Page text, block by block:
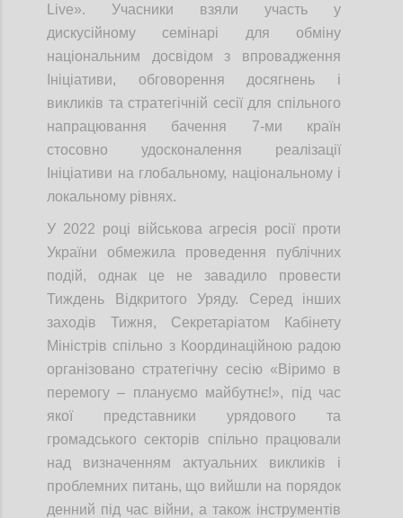
Live». Учасники взяли участь у
дискусійному семінарі для обміну
національним досвідом з впровадження
Ініціативи, обговорення досягнень і
викликів та стратегічній сесії для спільного
напрацювання бачення 7-ми країн
стосовно удосконалення реалізації
Ініціативи на глобальному, національному і
локальному рівнях.
У 2022 році військова агресія росії проти
України обмежила проведення публічних
подій, однак це не завадило провести
Тиждень Відкритого Уряду. Серед інших
заходів Тижня, Секретаріатом Кабінету
Міністрів спільно з Координаційною радою
організовано стратегічну сесію «Віримо в
перемогу – плануємо майбутнє!», під час
якої представники урядового та
громадського секторів спільно працювали
над визначенням актуальних викликів і
проблемних питань, що вийшли на порядок
денний під час війни, а також інструментів